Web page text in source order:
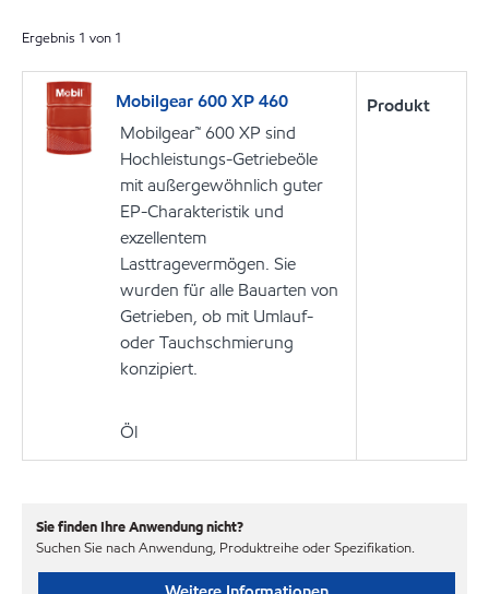
Ergebnis 1 von 1
Mobilgear 600 XP 460
Mobilgear™ 600 XP sind
Hochleistungs-Getriebeöle
mit außergewöhnlich guter
EP-Charakteristik und
exzellentem
Lasttragevermögen. Sie
wurden für alle Bauarten von
Getrieben, ob mit Umlauf-
oder Tauchschmierung
konzipiert.
Öl
Produkt
Sie finden Ihre Anwendung nicht?
Suchen Sie nach Anwendung, Produktreihe oder Spezifikation.